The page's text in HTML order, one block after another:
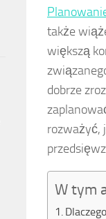
także
większą
dobrze
rozważyć,
W tym